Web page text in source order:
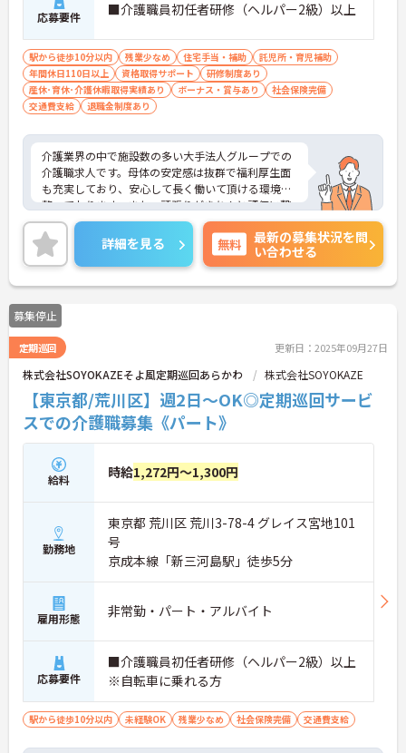
応募要件 ■介護職員初任者研修（ヘルパー2級）以上
駅から徒歩10分以内 残業少なめ 住宅手当・補助
託児所・育児補助
年間休日110日以上
資格取得サポート
研修制度あり
産休･育休･介護休暇取得実績あり
ボーナス・賞与あり
社会保険完備
交通費支給
退職金制度あり
介護業界の中で施設数の多い大手法人グループでの
介護職求人です。母体の安定感は抜群で福利厚生面
も充実しており、安心して長く働いて頂ける環境は
整っております。また、頑張りがきちんと評価に繋
がり、10段階のキャリアパス制度で年収500万円以
上の高給与も期待できます。ご興味のある方はぜひ
お気軽にお問い合わせください。
詳細を見る 無料
最新の募集状況を問
い合わせる
募集停止
定期巡回 更新日：2025年09月27日
株式会社SOYOKAZEそよ風定期巡回あらかわ 株式会社SOYOKAZE
【東京都/荒川区】週2日～OK◎定期巡回サービ
スでの介護職募集《パート》
給料 時給1,272円～1,300円
勤務地
東京都 荒川区 荒川3-78-4 グレイス宮地101
号
京成本線「新三河島駅」徒歩5分
雇用形態 非常勤・パート・アルバイト
応募要件
■介護職員初任者研修（ヘルパー2級）以上
※自転車に乗れる方
駅から徒歩10分以内 未経験OK 残業少なめ 社会保険完備 交通費支給